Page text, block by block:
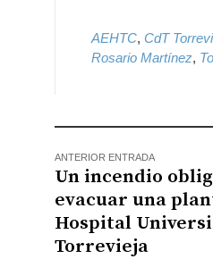
AEHTC, CdT
Rosario Martínez,
ANTERIOR ENTRADA
Un incendio
evacuar una
Hospital
Torrevieja